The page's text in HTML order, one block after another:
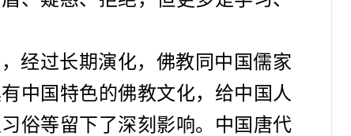
经过长期演化，佛教同中国儒家
中国特色的佛教文化，给中国人
俗等留下了深刻影响。中国唐代